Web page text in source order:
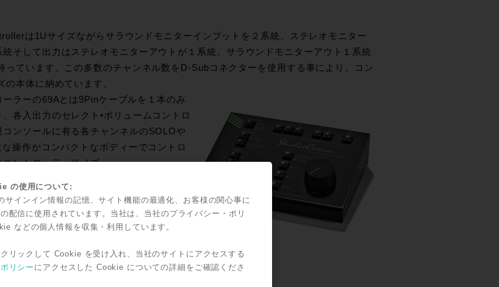
は1Uサイズながらサラウンドモニターインプットを２系統、ステレオモニター
統そして出力はステレオモニターアウトが１系統、サラウンドモニターアウト１系統
っています。この多数のチャンネル数をD-Subコネクターを使用する事により、コン
の本体に納めています。
ーラーの69Aとは9Pinケーブルを１本のみ
各入出力のセレクト•ボリュームコントロ
コンソールに有る各チャンネルのSOLOや
操作がコンパクトなボディーでコントロ
ントローラーサイズ
す。
質に関しても余計な回路、結線を行わな
質を忠実に再現する様に設計されており
に繋ぎ込みそしてスピーカーを結線す
あなただけの専用スタジオになります。
の使用について:
サインイン情報の記憶、サイト機能の最適化、お客様の関心事に
配信に使用されています。当社は、当社のプライバシー・ポリ
などの個人情報を収集・利用しています。
クリックして Cookie を受け入れ、当社のサイトにアクセスする
リシー にアクセスした Cookie についての詳細をご確認くださ